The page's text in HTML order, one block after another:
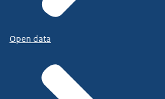
Open data